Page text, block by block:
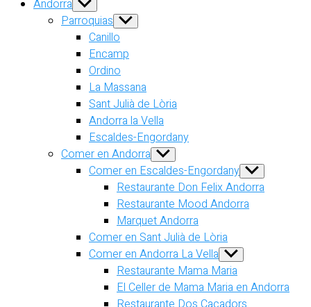
Andorra Show
sub
menu
Parroquias Show
sub
menu
Canillo
Encamp
Ordino
La Massana
Sant Julià de Lòria
Andorra la Vella
Escaldes-Engordany
Comer en Andorra Show
sub
menu
Comer en Escaldes-Engordany Show
sub
menu
Restaurante Don Felix Andorra
Restaurante Mood Andorra
Marquet Andorra
Comer en Sant Julià de Lòria
Comer en Andorra La Vella Show
sub
menu
Restaurante Mama Maria
El Celler de Mama Maria en Andorra